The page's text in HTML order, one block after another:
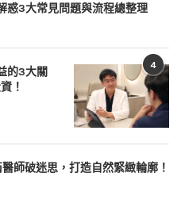
惑3大常見問題與流程總整理
4
的3大關
！
師破迷思，打造自然緊緻輪廓！